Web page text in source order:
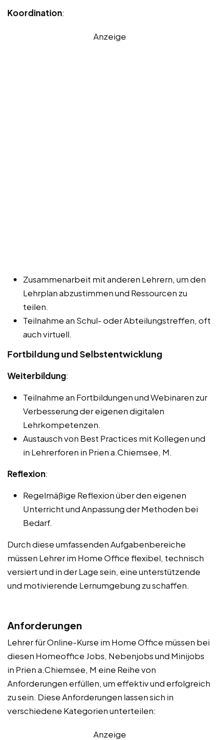
Koordination:
Anzeige
Zusammenarbeit mit anderen Lehrern, um den
Lehrplan abzustimmen und Ressourcen zu
teilen.
Teilnahme an Schul- oder Abteilungstreffen, oft
auch virtuell.
Fortbildung und Selbstentwicklung
Weiterbildung:
Teilnahme an Fortbildungen und Webinaren zur
Verbesserung der eigenen digitalen
Lehrkompetenzen.
Austausch von Best Practices mit Kollegen und
in Lehrerforen in Prien a.Chiemsee, M.
Reflexion:
Regelmäßige Reflexion über den eigenen
Unterricht und Anpassung der Methoden bei
Bedarf.
Durch diese umfassenden Aufgabenbereiche
müssen Lehrer im Home Office flexibel, technisch
versiert und in der Lage sein, eine unterstützende
und motivierende Lernumgebung zu schaffen.
Anforderungen
Lehrer für Online-Kurse im Home Office müssen bei
diesen Homeoffice Jobs, Nebenjobs und Minijobs
in Prien a.Chiemsee, M eine Reihe von
Anforderungen erfüllen, um effektiv und erfolgreich
zu sein. Diese Anforderungen lassen sich in
verschiedene Kategorien unterteilen:
Anzeige